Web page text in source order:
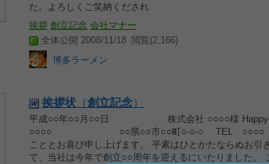
た。よろしくご笑納くだされ
挨拶 創立記念 会社マナー
全体公開 2008/11/18 閲覧(2,166)
博多ラーメン
挨拶状 （創立記念）
平成○○年○○月○○日 株式会社 ○○○○様
○○○○ ○○県○○市○○町○-○-○ TEL ○○○○（○○）
こととお喜び申し上げます。 平素はひとかたならぬお引
て、当社は今年で創立○○周年を迎えるにいたりました。